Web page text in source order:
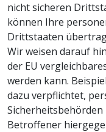
nicht sicheren
können Ihre
Drittstaaten
Wir weisen darauf
der EU
werden kann.
dazu verpflichtet,
Sicherheitsbehörden
Betroffener